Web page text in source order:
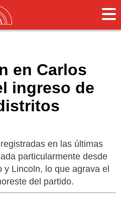
en Carlos
ingreso de
en las últimas
particularmente desde
Lincoln, lo que agrava el
del partido.